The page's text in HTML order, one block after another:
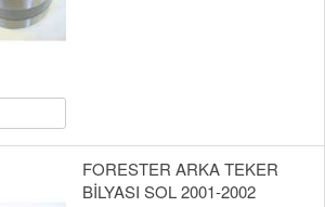
FORESTER ARKA TEKER
BİLYASI SOL 2001-2002